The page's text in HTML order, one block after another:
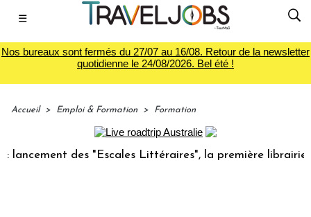
☰
Nos bureaux sont fermés du 27/07 au 16/08. Retour de la newsletter
quotidienne le 24/08/2026. Bel été !
Accueil > Emploi & Formation > Formation
des "Escales Littéraires", la première librairie du